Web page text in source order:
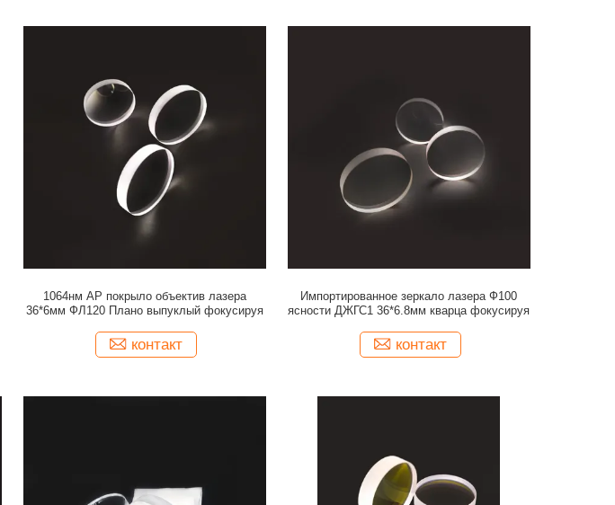
1064нм АР покрыло объектив лазера
36*6мм ФЛ120 Плано выпуклый фокусируя
контакт
Импортированное зеркало лазера Ф100
ясности ДЖГС1 36*6.8мм кварца фокусируя
контакт